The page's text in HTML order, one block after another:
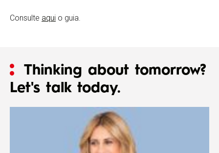
Consulte aqui o guia.
Thinking about tomorrow?
Let's talk today.